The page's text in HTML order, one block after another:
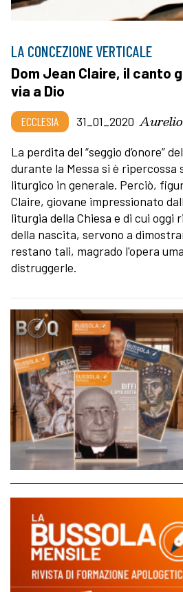
LA CONCEZIONE VERTICALE
Dom Jean Claire, il canto
via a Dio
ECCLESIA 31_01_2020
La perdita del “seggio d’onore”
durante la Messa si è ripercossa
liturgico in generale. Perciò,
Claire, giovane impressionato
liturgia della Chiesa e di cui oggi
della nascita, servono a
restano tali, magrado l'opera
distruggerle.